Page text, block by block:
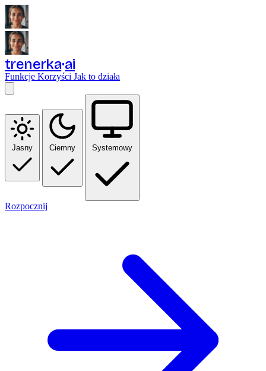
trenerka ai
Funkcje Korzyści Jak to działa
Jasny Ciemny Systemowy
Rozpocznij